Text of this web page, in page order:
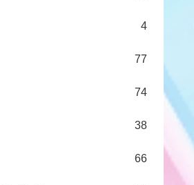
4
77
74
38
66